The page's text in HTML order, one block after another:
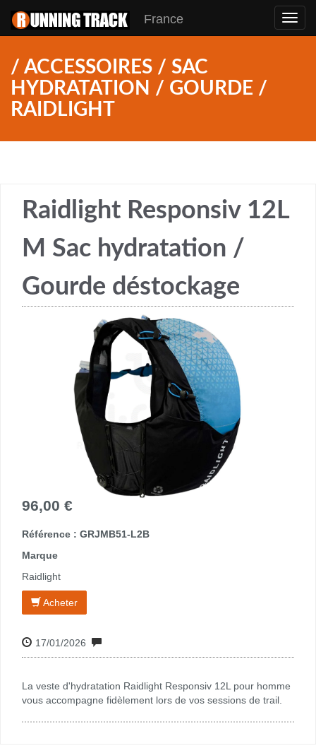
France
/ ACCESSOIRES / SAC
HYDRATATION / GOURDE /
RAIDLIGHT
Raidlight Responsiv 12L
M Sac hydratation /
Gourde déstockage
96,00 €
Référence : GRJMB51-L2B
Marque
Raidlight
Acheter
17/01/2026
La veste d'hydratation Raidlight Responsiv 12L pour homme
vous accompagne fidèlement lors de vos sessions de trail.